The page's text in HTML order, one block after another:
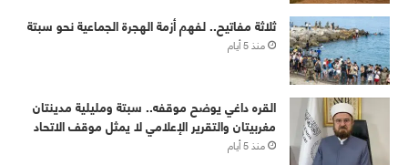
ثلاثة مفاتيح.. لفهم أزمة الهجرة الجماعية نحو سبتة
منذ 5 أيام
القره داغي يوضح موقفه.. سبتة ومليلية مدينتان
مغربيتان والتقرير الإعلامي لا يمثل موقف الاتحاد
منذ 5 أيام